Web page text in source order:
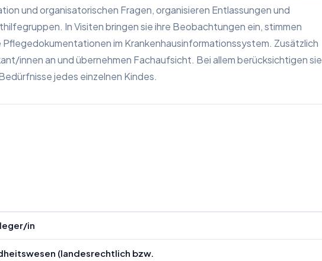
und organisatorischen Fragen, organisieren Entlassungen und
In Visiten bringen sie ihre Beobachtungen ein, stimmen
im Krankenhausinformationssystem. Zusätzlich
innen an und übernehmen Fachaufsicht. Bei allem berücksichtigen sie
jedes einzelnen Kindes.
in
(landesrechtlich bzw.